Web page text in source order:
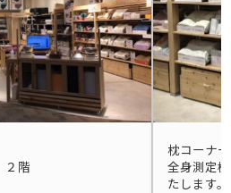
２階
枕コーナー
全身測定
たします。